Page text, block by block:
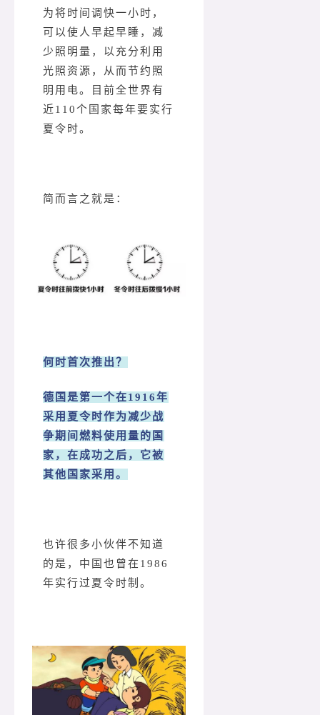
为将时间调快一小时，
可以使人早起早睡，减
少照明量，以充分利用
光照资源，从而节约照
明用电。目前全世界有
近110个国家每年要实行
夏令时。
简而言之就是：
何时首次推出？
德国是第一个在1916年
采用夏令时作为减少战
争期间燃料使用量的国
家，在成功之后，它被
其他国家采用。
也许很多小伙伴不知道
的是，中国也曾在1986
年实行过夏令时制。